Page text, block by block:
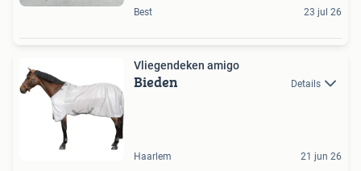
Best 23 jul 26
Vliegendeken amigo
Bieden Details
Haarlem 21 jun 26